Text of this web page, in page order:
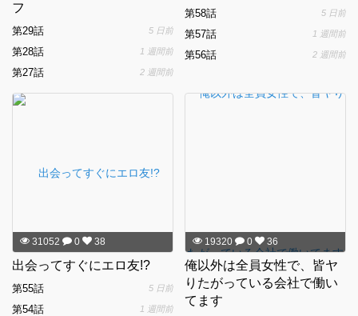
フ
第29話 5 日前
第28話 1 週間前
第27話 2 週間前
第58話 5 日前
第57話 1 週間前
第56話 2 週間前
31052 0 38
出会ってすぐにエロ友!?
第55話 5 日前
第54話 1 週間前
19320 0 36
俺以外は全員女性で、皆ヤ
りたがっている会社で働い
てます